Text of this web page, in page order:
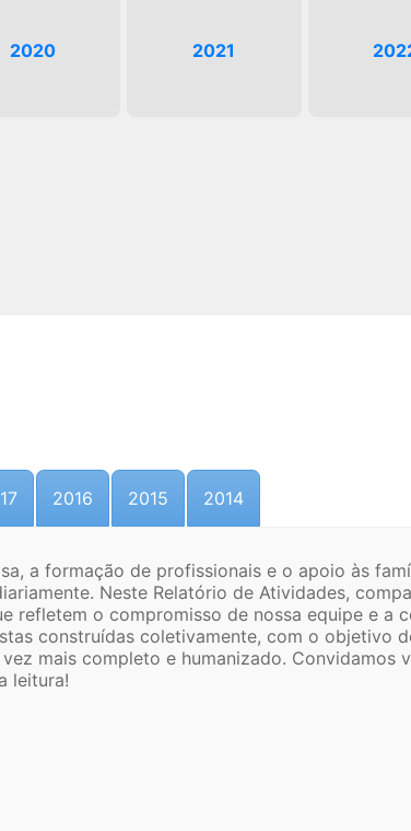
2020 2021
2016 2015 2014
a formação de profissionais e o apoio às
Neste Relatório de Atividades,
refletem o compromisso de nossa equipe e a
construídas coletivamente, com o objetivo
mais completo e humanizado. Convidamos
leitura!